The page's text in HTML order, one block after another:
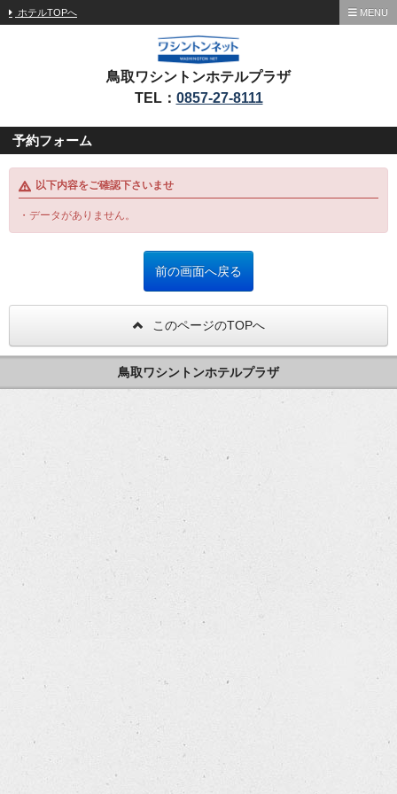
ホテルTOPへ MENU
鳥取ワシントンホテルプラザ
TEL： 0857-27-8111
予約フォーム
以下内容をご確認下さいませ
・データがありません。
このページのTOPへ
鳥取ワシントンホテルプラザ